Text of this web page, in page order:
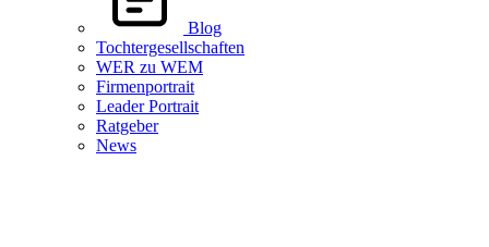
Blog
Tochtergesellschaften
WER zu WEM
Firmenportrait
Leader Portrait
Ratgeber
News